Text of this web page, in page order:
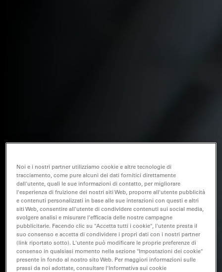
Noi e i nostri partner utilizziamo cookie e altre tecnologie di
tracciamento, come pure alcuni dei dati fornitici direttamente
dall'utente, quali le sue informazioni di contatto, per migliorare
l'esperienza di fruizione dei nostri siti Web, proporre all'utente pubblicità
e contenuti personalizzati in base alle sue interazioni con questi e altri
siti Web, consentire all'utente di condividere contenuti sui social media,
svolgere analisi e misurare l'efficacia delle nostre campagne
pubblicitarie. Facendo clic su "Accetta tutti i cookie", l'utente presta il
suo consenso e accetta di condividere i propri dati con i nostri partner
(link riportato sotto). L'utente può modificare le proprie preferenze di
consenso in qualsiasi momento nella sezione "Impostazioni dei cookie"
presente in fondo al nostro sito Web. Per maggiori informazioni sulle
prassi da noi adottate, consultare l'Informativa sui cookie